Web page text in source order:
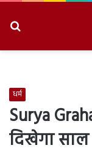
धर्म
Surya
दिखेगा साल